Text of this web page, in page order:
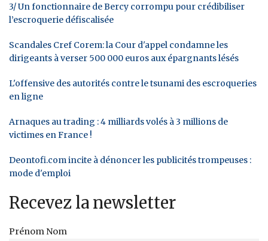
3/ Un fonctionnaire de Bercy corrompu pour crédibiliser
l’escroquerie défiscalisée
Scandales Cref Corem: la Cour d'appel condamne les
dirigeants à verser 500 000 euros aux épargnants lésés
L'offensive des autorités contre le tsunami des escroqueries
en ligne
Arnaques au trading : 4 milliards volés à 3 millions de
victimes en France !
Deontofi.com incite à dénoncer les publicités trompeuses :
mode d'emploi
Recevez la newsletter
Prénom Nom